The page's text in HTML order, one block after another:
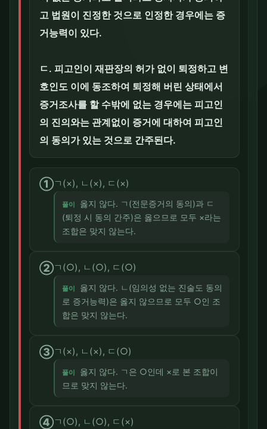
고 법원이 진정한 것으로 인정한 경우에는 증
거능력이 있다.
ㄷ. 피고인이 재판장의 허가 없이 퇴정하고 변
호인도 이에 동조하여 퇴정해 버린 상태에서
증거조사를 할 수밖에 없는 경우에는 피고인
의 진의와는 관계없이 증거에 대하여 피고인
의 동의가 있는 것으로 간주된다.
①ㄱ(×), ㄴ(×), ㄷ(×)
풀이
옳지 않다. ㄱ(전문증거의 동의)과 ㄷ
(퇴정 시 동의 간주)은 옳으므로 모두 ×라는
조합은 맞지 않는다.
②ㄱ(○), ㄴ(○), ㄷ(○)
풀이
옳지 않다. ㄴ(임의성 없는 진술도 동의
로 증거능력)은 옳지 않으므로 모두 ○인 조
합은 맞지 않는다.
③ㄱ(×), ㄴ(×), ㄷ(○)
풀이
옳지 않다. ㄱ은 ○인데 ×로 본 조합이
므로 맞지 않는다.
④ㄱ(○), ㄴ(○), ㄷ(×)